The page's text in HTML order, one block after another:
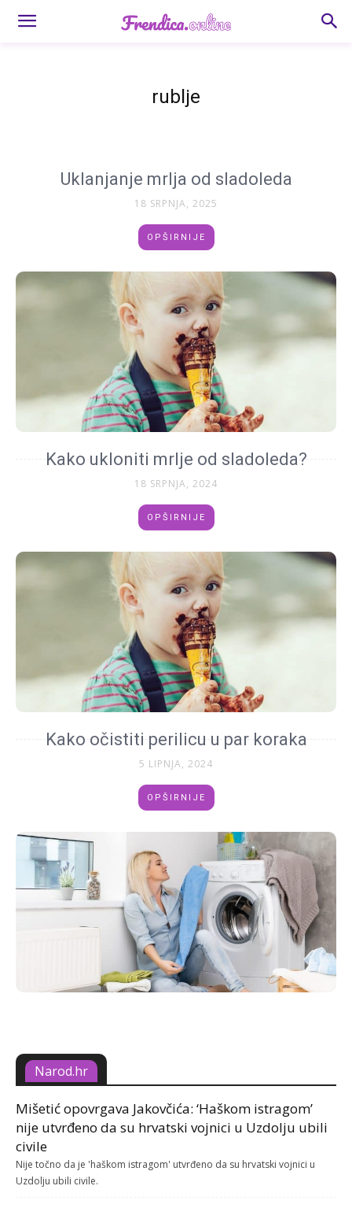
rublje
Uklanjanje mrlja od sladoleda
18 SRPNJA, 2025
OPŠIRNIJE
Kako ukloniti mrlje od sladoleda?
18 SRPNJA, 2024
OPŠIRNIJE
Kako očistiti perilicu u par koraka
5 LIPNJA, 2024
OPŠIRNIJE
Narod.hr
Mišetić opovrgava Jakovčića: ‘Haškom istragom’
nije utvrđeno da su hrvatski vojnici u Uzdolju ubili
civile
Nije točno da je 'haškom istragom' utvrđeno da su hrvatski vojnici u
Uzdolju ubili civile.